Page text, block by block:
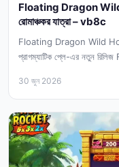
Floating Dragon Wild
রোমাঞ্চকর যাত্রা – vb8c
Floating Dragon Wild
প্রাগম্যাটিক প্লে-এর নতুন
30 জুন 2026